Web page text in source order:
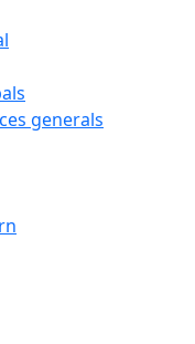
generals